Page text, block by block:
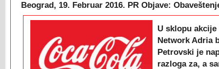
Beograd, 19. Februar 2016. PR Objave:
U sklopu
Network Adria
Petrovski je
razloga za, a